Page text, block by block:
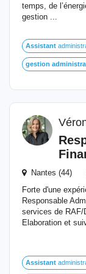
temps, de
gestion ...
Assistant
gestion
Nantes (44)
Forte d'une
Responsable
services de RAF/
Elaboration et
Assistant